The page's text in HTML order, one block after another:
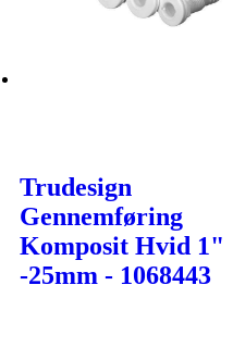
Trudesign
Gennemføring
Komposit Hvid 1"
-25mm - 1068443